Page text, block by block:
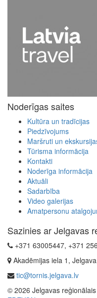
Noderīgas saites
Kultūra un tradīcijas
Piedzīvojums
Maršruti un
Tūrisma informācija
Kontakti
Noderīga informācija
Aktuāli
Sadarbība
Video galerijas
Amatpersonu
Sazinies ar Jelgavas
+371 63005447, +371
Akadēmijas iela 1,
tic@tornis.jelgava.lv
© 2026 Jelgavas